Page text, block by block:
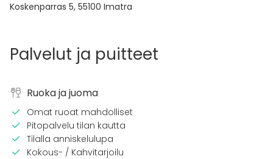
Koskenparras 5, 55100 Imatra
Palvelut ja puitteet
Ruoka ja juoma
Omat ruoat mahdolliset
Pitopalvelu tilan kautta
Tilalla anniskelulupa
Kokous- / Kahvitarjoilu